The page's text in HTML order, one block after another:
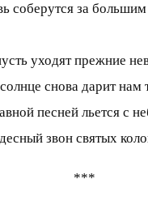
соберутся за
уходят прежние
снова дарит нам
песней льется с
звон святых
***